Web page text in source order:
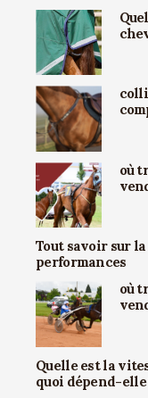
où
Tout savoir sur
performances
où
Quelle est la
quoi dépend-elle